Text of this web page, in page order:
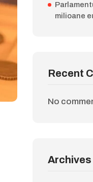
milioane
Recent
No
Archives